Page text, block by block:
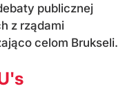
publicznej
z rządami
celom Brukseli.